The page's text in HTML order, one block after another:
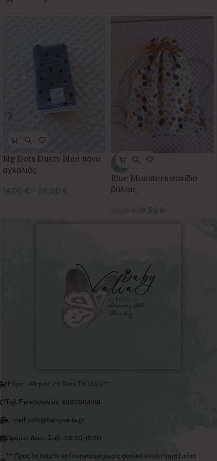
Big Dots Dusty Blue πάνα
αγκαλιάς
-25%
Blue Monsters σακίδιο
βόλτας
Έδρα : Αθηνάς 75 Ίλιον ΤΚ 13122**
Τηλ. Επικοινωνίας: 6983904991
Email: info@babyvalia.gr
Ωράριο: Δευτ.-Σαβ : 09:30-19:30
** Προς το παρόν λειτουργούμε χωρίς φυσικό κατάστημα (μόνο